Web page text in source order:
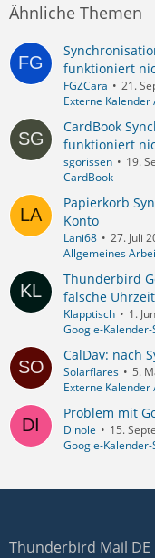
Ähnliche Themen
funktioniert
FGZCara
21.
Externe
CardBook
funktioniert
sgorissen
19.
CardBook
Papierkorb
Konto
Lani68
27. Juli
Allgemeines
Thunderbird
falsche
Klapptisch
1.
Google-
CalDav: nach
Solarflares
5.
Externe
Problem mit
Dinole
15.
Google-
Thunderbird Mail DE